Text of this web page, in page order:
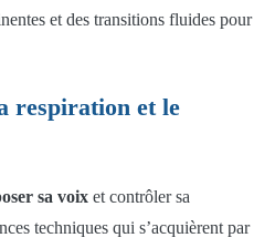
et des transitions fluides pour
respiration et le
sa voix et contrôler sa
techniques qui s’acquièrent par